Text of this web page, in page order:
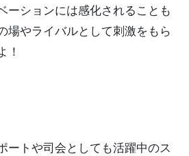
ーションには感化されることも
場やライバルとして刺激をもら
！
ートや司会としても活躍中のス